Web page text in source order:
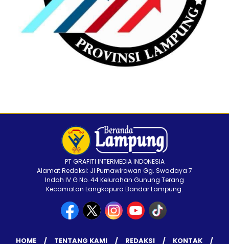
PT GRAFITI INTERMEDIA INDONESIA
Alamat Redaksi: Jl Purnawirawan Gg. Swadaya 7
Indah IV G No. 44 Kelurahan Gunung Terang
Kecamatan Langkapura Bandar Lampung.
HOME TENTANG KAMI REDAKSI KONTAK